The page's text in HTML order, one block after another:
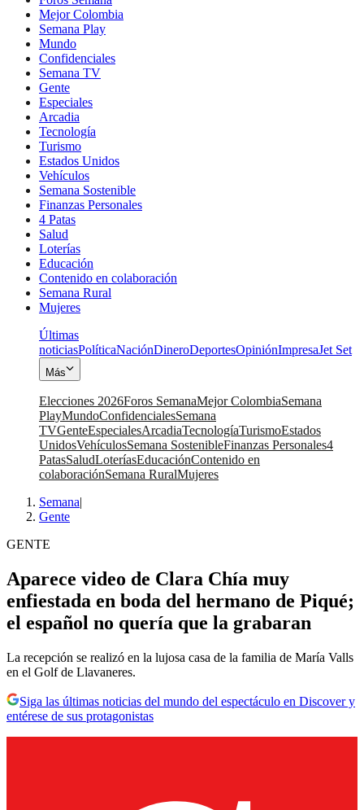
Mejor Colombia
Semana Play
Mundo
Confidenciales
Semana TV
Gente
Especiales
Arcadia
Tecnología
Turismo
Estados Unidos
Vehículos
Semana Sostenible
Finanzas Personales
4 Patas
Salud
Loterías
Educación
Contenido en colaboración
Semana Rural
Mujeres
Últimas
noticiasPolíticaNaciónDineroDeportesOpiniónImpresaJet Set
Más
Elecciones 2026Foros SemanaMejor ColombiaSemana
PlayMundoConfidencialesSemana
TVGenteEspecialesArcadiaTecnologíaTurismoEstados
UnidosVehículosSemana SostenibleFinanzas Personales4
PatasSaludLoteríasEducaciónContenido en
colaboraciónSemana RuralMujeres
Semana|
Gente
GENTE
Aparece video de Clara Chía muy
enfiestada en boda del hermano de Piqué;
el español no quería que la grabaran
La recepción se realizó en la lujosa casa de la familia de María Valls
en el Golf de Llavaneres.
Siga las últimas noticias del mundo del espectáculo en Discover y
entérese de sus protagonistas